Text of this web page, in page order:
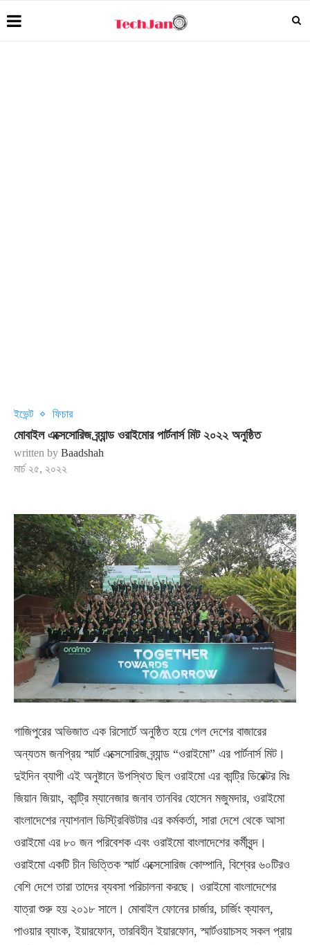
ইভেন্ট ফিচার
মোবাইল এক্সেসোরিজ ব্র্যান্ড ওরাইমোর পার্টনার্স মিট ২০২২ অনুষ্ঠিত
written by Baadshah
মার্চ ২৫, ২০২২
গাজিপুরের অভিজাত এক রিসোর্টে অনুষ্ঠিত হয়ে গেল দেশের বাজারের
অন্যতম জনপ্রিয় স্মার্ট এক্সেসোরিজ ব্র্যান্ড “ওরাইমো” এর পার্টনার্স মিট।
দুইদিন ব্যাপী এই অনুষ্টানে উপস্থিত ছিল ওরাইমো এর কান্ট্রি ডিরেক্টর মিঃ
জিয়ান জিয়াং, কান্ট্রি ম্যানেজার জনাব তানবির হোসেন মজুমদার, ওরাইমো
বাংলাদেশের ন্যাশনাল ডিস্ট্রিবিউটার এর কর্মকর্তা, সারা দেশে থেকে আসা
ওরাইমো এর ৮০ জন পরিবেশক এবং ওরাইমো বাংলাদেশের কর্মীবৃন্দ।
ওরাইমো একটি চীন ভিত্তিক স্মার্ট এক্সেসোরিজ কোম্পানি, বিশ্বের ৬০টিরও
বেশি দেশে তারা তাদের ব্যবসা পরিচালনা করছে। ওরাইমো বাংলাদেশের
যাত্রা শুরু হয় ২০১৮ সালে। মোবাইল ফোনের চার্জার, চার্জিং ক্যাবল,
পাওয়ার ব্যাংক, ইয়ারফোন, তারবিহীন ইয়ারফোন, স্মার্টওয়াচসহ সকল প্রায়